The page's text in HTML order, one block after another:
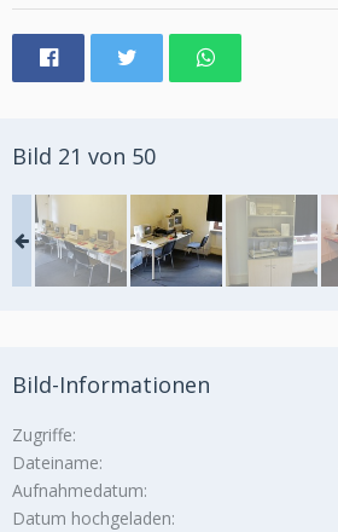
Bild 21 von 50
Bild-Informationen
Zugriffe
Dateiname
Aufnahmedatum
Datum hochgeladen